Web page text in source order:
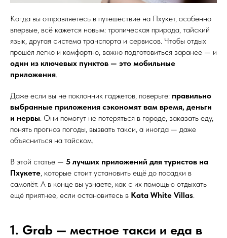
Когда вы отправляетесь в путешествие на Пхукет, особенно
впервые, всё кажется новым: тропическая природа, тайский
язык, другая система транспорта и сервисов. Чтобы отдых
прошёл легко и комфортно, важно подготовиться заранее — и
один из ключевых пунктов — это мобильные
приложения.
Даже если вы не поклонник гаджетов, поверьте: правильно
выбранные приложения сэкономят вам время, деньги
и нервы. Они помогут не потеряться в городе, заказать еду,
понять прогноз погоды, вызвать такси, а иногда — даже
объясниться на тайском.
В этой статье — 5 лучших приложений для туристов на
Пхукете, которые стоит установить ещё до посадки в
самолёт. А в конце вы узнаете, как с их помощью отдыхать
ещё приятнее, если остановитесь в Kata White Villas.
1. Grab — местное такси и еда в